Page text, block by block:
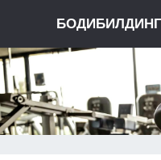
БОДИБИЛДИНГ